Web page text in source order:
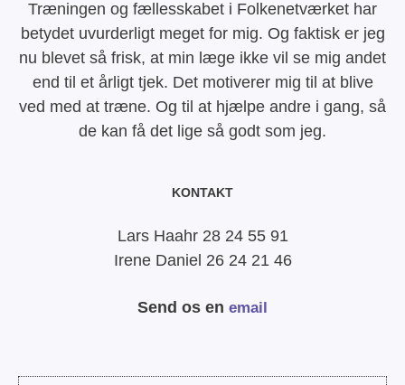
Træningen og fællesskabet i Folkenetværket har
betydet uvurderligt meget for mig. Og faktisk er jeg
nu blevet så frisk, at min læge ikke vil se mig andet
end til et årligt tjek. Det motiverer mig til at blive
ved med at træne. Og til at hjælpe andre i gang, så
de kan få det lige så godt som jeg.
KONTAKT
Lars Haahr 28 24 55 91
Irene Daniel 26 24 21 46
Send os en email